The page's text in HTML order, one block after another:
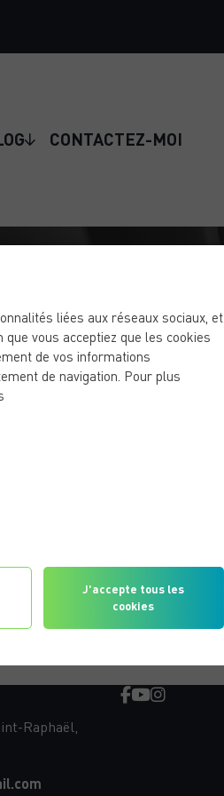
CONTACTEZ-MOI
que vous vous
Raphaël,
liées aux réseaux sociaux, et
vous acceptiez que les cookies
de vos informations
de navigation. Pour plus
J'accepte tous les
cookies